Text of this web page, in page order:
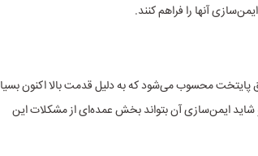
آنها را فراهم کنند.
پایتخت محسوب می‌شود که به دلیل قدمت بالا اکنون
شاید ایمن‌سازی آن بتواند بخش عمده‌ای از مشکلات این